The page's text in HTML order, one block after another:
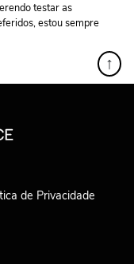
testar as
estou sempre
↑
de Privacidade